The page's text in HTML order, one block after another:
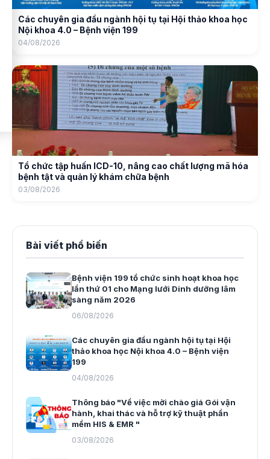
Các chuyên gia đầu ngành hội tụ tại Hội thảo khoa học
Nội khoa 4.0 – Bệnh viện 199
04/08/2026
Tổ chức tập huấn ICD-10, nâng cao chất lượng mã hóa
bệnh tật và quản lý khám chữa bệnh
03/08/2026
Bài viết phổ biến
Bệnh viện 199 tổ chức sinh hoạt khoa học
lần thứ 01 cho Mạng lưới Dinh dưỡng lâm
sàng năm 2026
06/08/2026
Các chuyên gia đầu ngành hội tụ tại Hội
thảo khoa học Nội khoa 4.0 – Bệnh viện
199
04/08/2026
Thông báo "Về việc mời chào giá Gói vận
hành, khai thác và hỗ trợ kỹ thuật phần
mềm HIS & EMR "
03/08/2026